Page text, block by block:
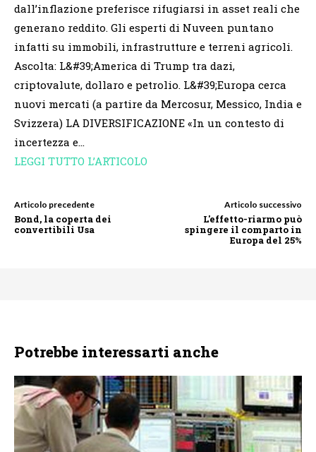
dall’inflazione preferisce rifugiarsi in asset reali che
generano reddito. Gli esperti di Nuveen puntano
infatti su immobili, infrastrutture e terreni agricoli.
Ascolta: L&#39;America di Trump tra dazi,
criptovalute, dollaro e petrolio. L&#39;Europa cerca
nuovi mercati (a partire da Mercosur, Messico, India e
Svizzera) LA DIVERSIFICAZIONE «In un contesto di
incertezza e…
LEGGI TUTTO L’ARTICOLO
Articolo precedente
Bond, la coperta dei
convertibili Usa
Articolo successivo
L'effetto-riarmo può
spingere il comparto in
Europa del 25%
Potrebbe interessarti anche